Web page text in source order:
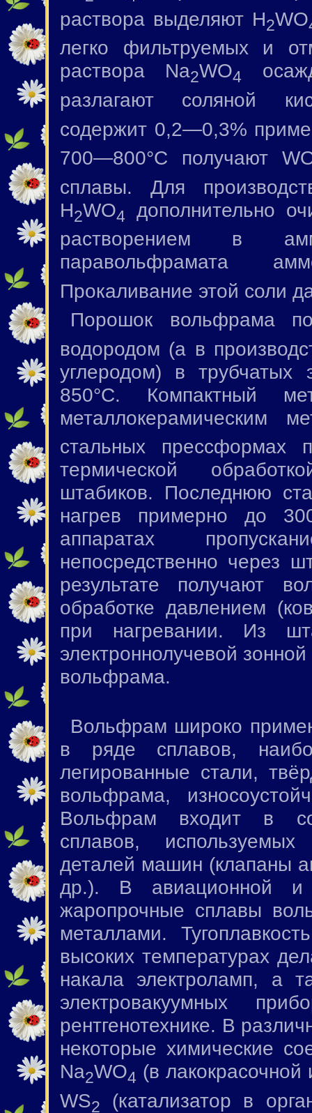
раствора выделяют H2WO
легко фильтруемых и
раствора Na2WO4
разлагают соляной
содержит 0,2—0,3%
700—800°С получают
сплавы. Для
H2WO4
дополнительно
растворением в
паравольфрамата
Прокаливание этой соли
Порошок вольфрама
водородом (а в
углеродом) в трубчатых
850°С. Компактный
металлокерамическим
стальных
термической
штабиков. Последнюю
нагрев примерно до
аппаратах
непосредственно через
результате получают
обработке давлением
при нагревании. Из
электроннолучевой
вольфрама.
Вольфрам широко
в ряде сплавов,
легированные стали,
вольфрама,
Вольфрам входит в
сплавов,
деталей машин (клапаны
др.). В авиационной и
жаропрочные сплавы
металлами.
высоких температурах
накала электроламп, а
электровакуумных
рентгенотехнике. В
некоторые химические
Na2WO4 (в
WS2 (катализатор в